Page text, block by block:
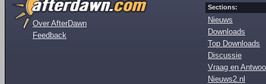
Over AfterDawn
Feedback
Sections:
Nieuws
Downloads
Top Downloads
Discussie
Vraag en
Nieuws2.nl